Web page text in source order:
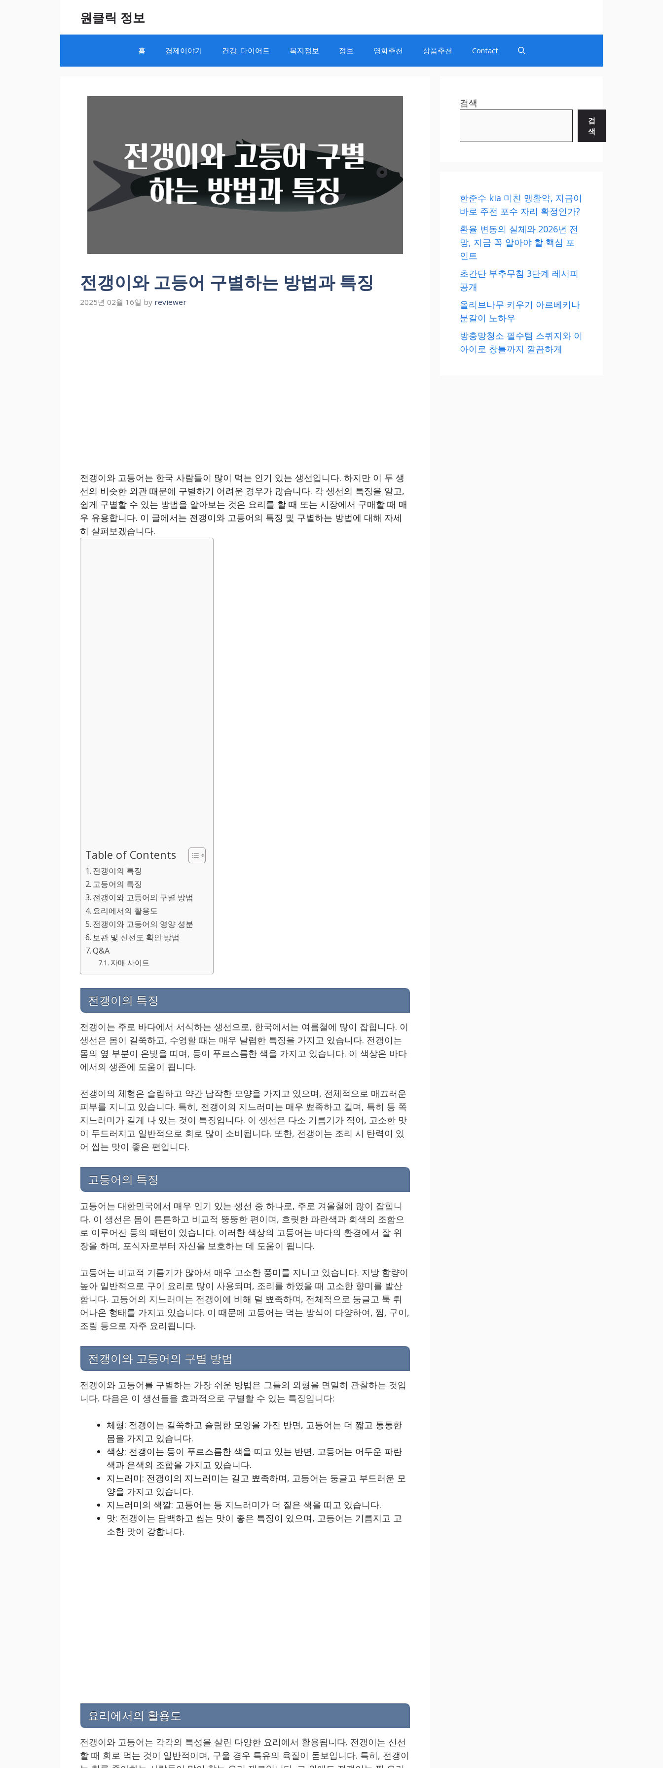
원클릭 정보
홈 경제이야기 건강_다이어트 복지정보 정보 영화추천 상품추천 Contact
전갱이와 고등어 구별하는 방법과 특징
2025년 02월 16일 by reviewer
전갱이와 고등어는 한국 사람들이 많이 먹는 인기 있는 생선입니다. 하지만 이 두 생
선의 비슷한 외관 때문에 구별하기 어려운 경우가 많습니다. 각 생선의 특징을 알고,
쉽게 구별할 수 있는 방법을 알아보는 것은 요리를 할 때 또는 시장에서 구매할 때 매
우 유용합니다. 이 글에서는 전갱이와 고등어의 특징 및 구별하는 방법에 대해 자세
히 살펴보겠습니다.
Table of Contents
전갱이의 특징
고등어의 특징
전갱이와 고등어의 구별 방법
요리에서의 활용도
전갱이와 고등어의 영양 성분
보관 및 신선도 확인 방법
Q&A
자매 사이트
전갱이의 특징
전갱이는 주로 바다에서 서식하는 생선으로, 한국에서는 여름철에 많이 잡힙니다. 이
생선은 몸이 길쭉하고, 수영할 때는 매우 날렵한 특징을 가지고 있습니다. 전갱이는
몸의 옆 부분이 은빛을 띠며, 등이 푸르스름한 색을 가지고 있습니다. 이 색상은 바다
에서의 생존에 도움이 됩니다.
전갱이의 체형은 슬림하고 약간 납작한 모양을 가지고 있으며, 전체적으로 매끄러운
피부를 지니고 있습니다. 특히, 전갱이의 지느러미는 매우 뾰족하고 길며, 특히 등 쪽
지느러미가 길게 나 있는 것이 특징입니다. 이 생선은 다소 기름기가 적어, 고소한 맛
이 두드러지고 일반적으로 회로 많이 소비됩니다. 또한, 전갱이는 조리 시 탄력이 있
어 씹는 맛이 좋은 편입니다.
고등어의 특징
고등어는 대한민국에서 매우 인기 있는 생선 중 하나로, 주로 겨울철에 많이 잡힙니
다. 이 생선은 몸이 튼튼하고 비교적 뚱뚱한 편이며, 흐릿한 파란색과 회색의 조합으
로 이루어진 등의 패턴이 있습니다. 이러한 색상의 고등어는 바다의 환경에서 잘 위
장을 하며, 포식자로부터 자신을 보호하는 데 도움이 됩니다.
고등어는 비교적 기름기가 많아서 매우 고소한 풍미를 지니고 있습니다. 지방 함량이
높아 일반적으로 구이 요리로 많이 사용되며, 조리를 하였을 때 고소한 향미를 발산
합니다. 고등어의 지느러미는 전갱이에 비해 덜 뾰족하며, 전체적으로 둥글고 툭 튀
어나온 형태를 가지고 있습니다. 이 때문에 고등어는 먹는 방식이 다양하여, 찜, 구이,
조림 등으로 자주 요리됩니다.
전갱이와 고등어의 구별 방법
전갱이와 고등어를 구별하는 가장 쉬운 방법은 그들의 외형을 면밀히 관찰하는 것입
니다. 다음은 이 생선들을 효과적으로 구별할 수 있는 특징입니다:
체형: 전갱이는 길쭉하고 슬림한 모양을 가진 반면, 고등어는 더 짧고 통통한
몸을 가지고 있습니다.
색상: 전갱이는 등이 푸르스름한 색을 띠고 있는 반면, 고등어는 어두운 파란
색과 은색의 조합을 가지고 있습니다.
지느러미: 전갱이의 지느러미는 길고 뾰족하며, 고등어는 둥글고 부드러운 모
양을 가지고 있습니다.
지느러미의 색깔: 고등어는 등 지느러미가 더 짙은 색을 띠고 있습니다.
맛: 전갱이는 담백하고 씹는 맛이 좋은 특징이 있으며, 고등어는 기름지고 고
소한 맛이 강합니다.
요리에서의 활용도
전갱이와 고등어는 각각의 특성을 살린 다양한 요리에서 활용됩니다. 전갱이는 신선
할 때 회로 먹는 것이 일반적이며, 구울 경우 특유의 육질이 돋보입니다. 특히, 전갱이
검색
검
색
한준수 kia 미친 맹활약, 지금이
바로 주전 포수 자리 확정인가?
환율 변동의 실체와 2026년 전
망, 지금 꼭 알아야 할 핵심 포
인트
초간단 부추무침 3단계 레시피
공개
올리브나무 키우기 아르베키나
분갈이 노하우
방충망청소 필수템 스퀴지와 이
아이로 창틀까지 깔끔하게